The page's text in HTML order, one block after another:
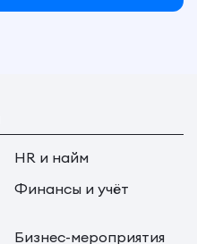
HR и найм
Финансы и учёт
Бизнес-мероприятия